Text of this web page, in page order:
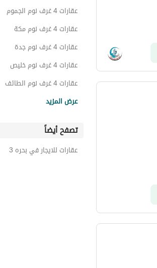
عمائر سكنية للبيع في بحره 3
ادوار للبيع في بحره 3
عقارات 4 غرف نوم الجموم
عقارات 4 غرف نوم مكة
عقارات 4 غرف نوم جدة
عقارات 4 غرف نوم خليص
عقارات 4 غرف نوم الطائف
عقارات 4 غرف نوم المدينة المنورة
عقارات 4 غرف نوم بلجرشي
عرض المزيد
تصفح أيضاً
عقارات للايجار في بحره 3